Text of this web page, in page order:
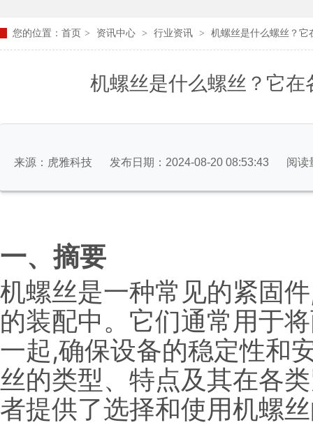
您的位置： 首页 > 资讯中心 > 行业资讯 > 机螺丝是什么螺丝？它
机螺丝是什么螺丝？它
来源：虎雅科技 发布日期：2024-08-20 08:53:43 阅读
一、摘要
机螺丝是一种常见的紧固
的装配中。它们通常用于
一起,确保设备的稳定性和
丝的类型、特点及其在各
者提供了选择和使用机螺